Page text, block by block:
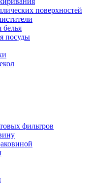
поверхностей
посуды
фильтров